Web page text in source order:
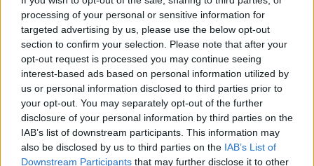
processing of your personal or sensitive information for
targeted advertising by us, please use the below opt-out
section to confirm your selection. Please note that after your
opt-out request is processed you may continue seeing
interest-based ads based on personal information utilized by
us or personal information disclosed to third parties prior to
your opt-out. You may separately opt-out of the further
disclosure of your personal information by third parties on the
IAB’s list of downstream participants. This information may
also be disclosed by us to third parties on the IAB’s List of
Downstream Participants that may further disclose it to other